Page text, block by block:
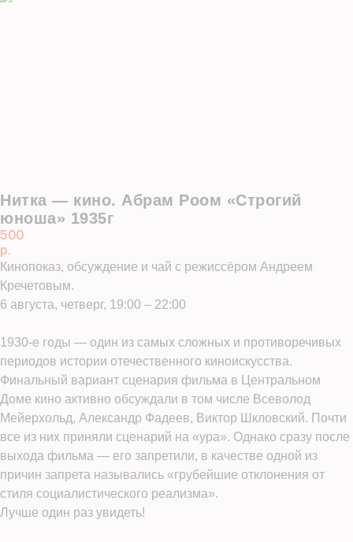
Нитка — кино. Абрам Роом «Строгий
юноша» 1935г
500
р.
Кинопоказ, обсуждение и чай с режиссёром Андреем
Кречетовым.
6 августа, четверг, 19:00 – 22:00
1930-е годы — один из самых сложных и противоречивых
периодов истории отечественного киноискусства.
Финальный вариант сценария фильма в Центральном
Доме кино активно обсуждали в том числе Всеволод
Мейерхольд, Александр Фадеев, Виктор Шкловский. Почти
все из них приняли сценарий на «ура». Однако сразу после
выхода фильма — его запретили, в качестве одной из
причин запрета назывались «грубейшие отклонения от
стиля социалистического реализма».
Лучше один раз увидеть!
Введите свой номер